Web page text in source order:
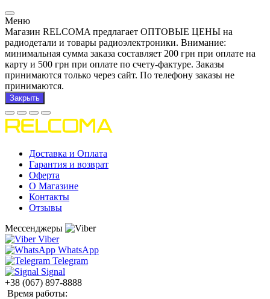
Меню
Магазин RELCOMA предлагает ОПТОВЫЕ ЦЕНЫ на
радиодетали и товары радиоэлектроники. Внимание:
минимальная сумма заказа составляет 200 грн при оплате на
карту и 500 грн при оплате по счету-фактуре. Заказы
принимаются только через сайт. По телефону заказы не
принимаются.
Закрыть
Доставка и Оплата
Гарантия и возврат
Оферта
О Магазине
Контакты
Отзывы
Мессенджеры
Viber
WhatsApp
Telegram
Signal
+38 (067) 897-8888
Время работы: